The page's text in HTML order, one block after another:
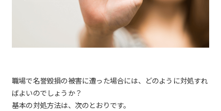
職場で名誉毀損の被害に遭った場合には、どのように対処すれ
ばよいのでしょうか？
基本の対処方法は、次のとおりです。